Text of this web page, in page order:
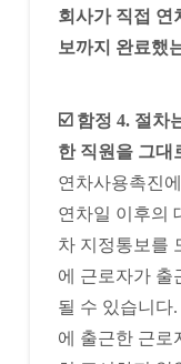
회사가 직접 연
보까지 완료했
☑️ 함정 4. 절차
한 직원을 그대
연차사용촉진
연차일 이후의
차 지정통보를
에 근로자가 출
될 수 있습니다
에 출근한 근로